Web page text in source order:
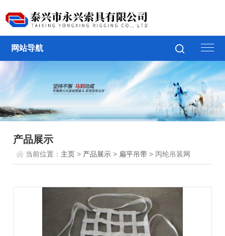
网站导航
产品展示
当前位置： 主页 > 产品展示 > 扁平吊带 > 丙纶吊装网